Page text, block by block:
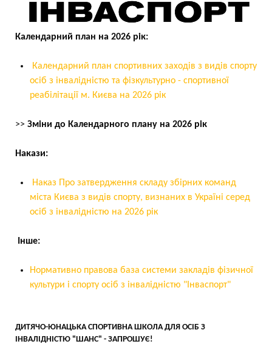
Календарний план на 2026 рік:
Календарний план спортивних заходів з видів спорту
осіб з інвалідністю та фізкультурно - спортивної
реабілітації м. Києва на 2026 рік
>> Зміни до Календарного плану на 2026 рік
Накази:
Наказ Про затвердження складу збірних команд
міста Києва з видів спорту, визнаних в Україні серед
осіб з інвалідністю на 2026 рік
Інше:
Нормативно правова база системи закладів фізичної
культури і спорту осіб з інвалідністю "Інваспорт"
ДИТЯЧО-ЮНАЦЬКА СПОРТИВНА ШКОЛА ДЛЯ ОСІБ З
ІНВАЛІДНІСТЮ "ШАНС" - ЗАПРОШУЄ!